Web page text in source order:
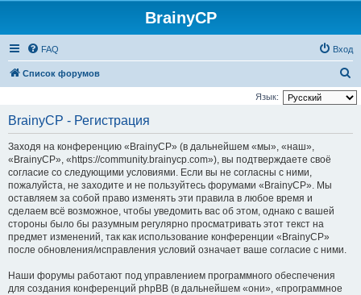
BrainyCP
FAQ Вход
Список форумов
о
Язык:
BrainyCP - Регистрация
Заходя на конференцию «BrainyCP» (в дальнейшем «мы», «наш»,
«BrainyCP», «https://community.brainycp.com»), вы подтверждаете своё
согласие со следующими условиями. Если вы не согласны с ними,
пожалуйста, не заходите и не пользуйтесь форумами «BrainyCP». Мы
оставляем за собой право изменять эти правила в любое время и
сделаем всё возможное, чтобы уведомить вас об этом, однако с вашей
стороны было бы разумным регулярно просматривать этот текст на
предмет изменений, так как использование конференции «BrainyCP»
после обновления/исправления условий означает ваше согласие с ними.
Наши форумы работают под управлением программного обеспечения
для создания конференций phpBB (в дальнейшем «они», «программное